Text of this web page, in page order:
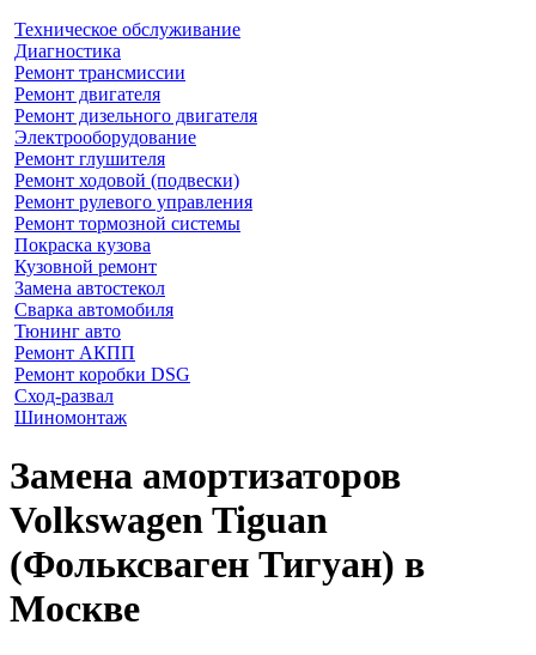
Техническое обслуживание
Диагностика
Ремонт трансмиссии
Ремонт двигателя
Ремонт дизельного двигателя
Электрооборудование
Ремонт глушителя
Ремонт ходовой (подвески)
Ремонт рулевого управления
Ремонт тормозной системы
Покраска кузова
Кузовной ремонт
Замена автостекол
Сварка автомобиля
Тюнинг авто
Ремонт АКПП
Ремонт коробки DSG
Сход-развал
Шиномонтаж
Замена амортизаторов
Volkswagen Tiguan
(Фольксваген Тигуан) в
Москве